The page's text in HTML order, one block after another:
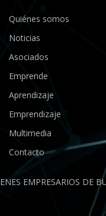
Quiénes somos
Noticias
Asociados
Emprende
Aprendizaje
Emprendizaje
Multimedia
Contacto
EMPRESARIOS DE